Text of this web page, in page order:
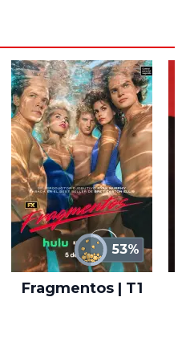
53%
Fragmentos | T1